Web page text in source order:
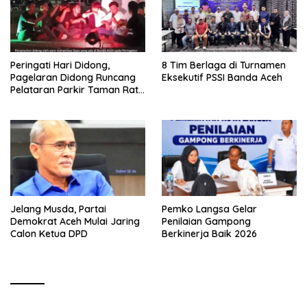
Peringati Hari Didong,
Pagelaran Didong Runcang
Pelataran Parkir Taman Ratu
8 Tim Berlaga di Turnamen
Eksekutif PSSI Banda Aceh
Jelang Musda, Partai
Demokrat Aceh Mulai Jaring
Calon Ketua DPD
Pemko Langsa Gelar
Penilaian Gampong
Berkinerja Baik 2026